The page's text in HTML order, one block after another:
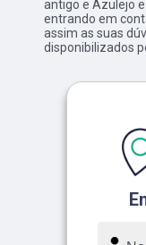
antigo e Azulejo
entrando em
assim as suas
disponibilizados